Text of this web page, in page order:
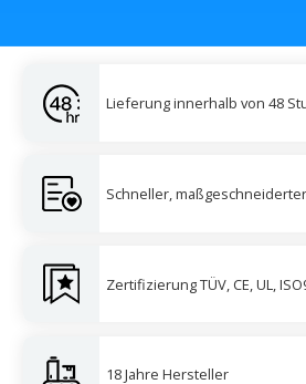
Lieferung innerhalb von 48
Schneller,
Zertifizierung TÜV, CE, UL,
18 Jahre Hersteller